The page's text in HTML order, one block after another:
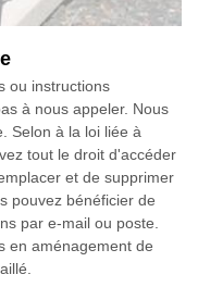
ou instructions
à nous appeler. Nous
Selon à la loi liée à
tout le droit d'accéder
et de supprimer
pouvez bénéficier de
par e-mail ou poste.
en aménagement de